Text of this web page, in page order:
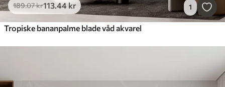
189.07kr113.44 kr 1
Tropiske bananpalme blade våd akvarel